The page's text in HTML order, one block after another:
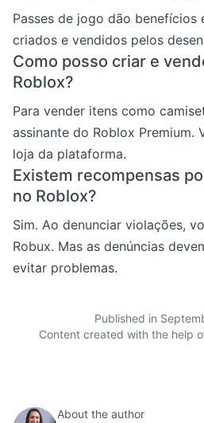
Passes de jogo dão benefícios
criados e vendidos pelos
Como posso criar e
Roblox?
Para vender itens como
assinante do Roblox Premium.
loja da plataforma.
Existem recompensas
no Roblox?
Sim. Ao denunciar violações,
Robux. Mas as denúncias
evitar problemas.
Published in
Content created with the help
About the author